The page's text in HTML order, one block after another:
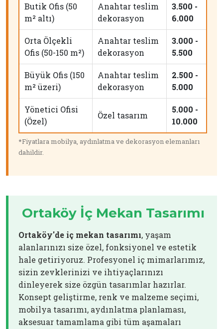
Butik Ofis (50
m² altı)
Anahtar teslim
dekorasyon
3.500 -
6.000
Orta Ölçekli
Ofis (50-150 m²)
Anahtar teslim
dekorasyon
3.000 -
5.500
Büyük Ofis (150
m² üzeri)
Anahtar teslim
dekorasyon
2.500 -
5.000
Yönetici Ofisi
(Özel)
Özel tasarım
5.000 -
10.000
*Fiyatlara mobilya, aydınlatma ve dekorasyon elemanları
dahildir.
Ortaköy İç Mekan Tasarımı
Ortaköy'de iç mekan tasarımı, yaşam
alanlarınızı size özel, fonksiyonel ve estetik
hale getiriyoruz. Profesyonel iç mimarlarımız,
sizin zevklerinizi ve ihtiyaçlarınızı
dinleyerek size özgün tasarımlar hazırlar.
Konsept geliştirme, renk ve malzeme seçimi,
mobilya tasarımı, aydınlatma planlaması,
aksesuar tamamlama gibi tüm aşamaları